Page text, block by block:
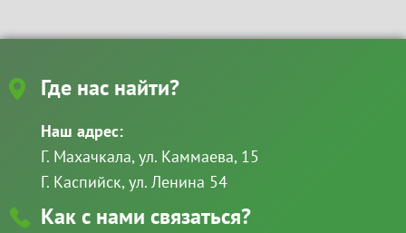
Где нас найти?
Наш адрес:
Г. Махачкала, ул. Каммаева, 15
Г. Каспийск, ул. Ленина 54
Как с нами связаться?